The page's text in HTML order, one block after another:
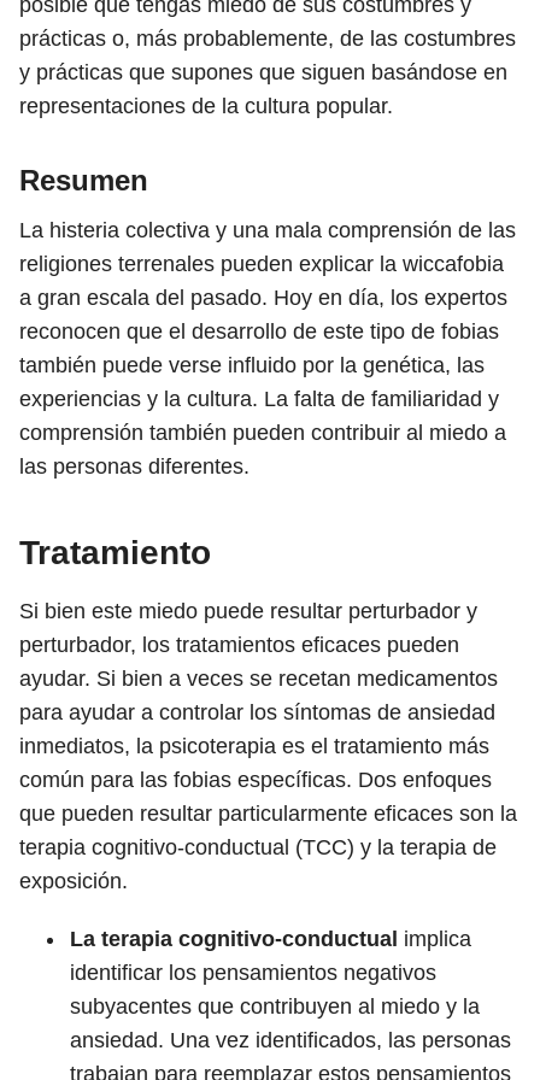
posible que tengas miedo de sus costumbres y
prácticas o, más probablemente, de las costumbres
y prácticas que supones que siguen basándose en
representaciones de la cultura popular.
Resumen
La histeria colectiva y una mala comprensión de las
religiones terrenales pueden explicar la wiccafobia
a gran escala del pasado. Hoy en día, los expertos
reconocen que el desarrollo de este tipo de fobias
también puede verse influido por la genética, las
experiencias y la cultura. La falta de familiaridad y
comprensión también pueden contribuir al miedo a
las personas diferentes.
Tratamiento
Si bien este miedo puede resultar perturbador y
perturbador, los tratamientos eficaces pueden
ayudar. Si bien a veces se recetan medicamentos
para ayudar a controlar los síntomas de ansiedad
inmediatos, la psicoterapia es el tratamiento más
común para las fobias específicas. Dos enfoques
que pueden resultar particularmente eficaces son la
terapia cognitivo-conductual (TCC) y la terapia de
exposición.
La terapia cognitivo-conductual implica
identificar los pensamientos negativos
subyacentes que contribuyen al miedo y la
ansiedad. Una vez identificados, las personas
trabajan para reemplazar estos pensamientos